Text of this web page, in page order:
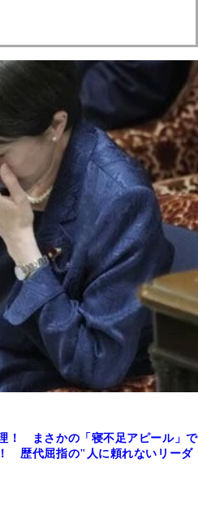
！ まさかの「寝不足アピール」で
歴代屈指の"人に頼れないリーダ